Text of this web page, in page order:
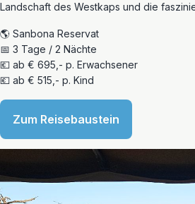
Landschaft des Westkaps und die
🌎 Sanbona Reservat
📅 3 Tage / 2 Nächte
💶 ab € 695,- p. Erwachsener
💶 ab € 515,- p. Kind
Zum Reisebaustein